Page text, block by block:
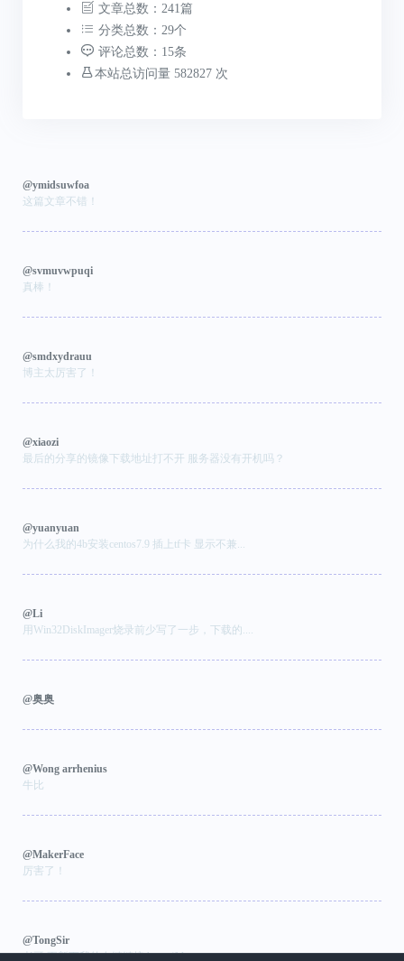
文章总数：241篇
分类总数：29个
评论总数：15条
本站总访问量 582827 次
@ymidsuwfoa
这篇文章不错！
@svmuvwpuqi
真棒！
@smdxydrauu
博主太厉害了！
@xiaozi
最后的分享的镜像下载地址打不开 服务器没有开机吗？
@yuanyuan
为什么我的4b安装centos7.9 插上tf卡 显示不兼...
@Li
用Win32DiskImager烧录前少写了一步，下载的....
@奥奥
@Wong arrhenius
牛比
@MakerFace
厉害了！
@TongSir
老哥 更新下我的友链链接 https://blog.ton...